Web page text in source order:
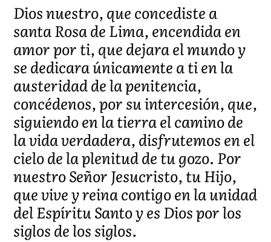
Dios nuestro, que concediste a
santa Rosa de Lima, encendida en
amor por ti, que dejara el mundo y
se dedicara únicamente a ti en la
austeridad de la penitencia,
concédenos, por su intercesión, que,
siguiendo en la tierra el camino de
la vida verdadera, disfrutemos en el
cielo de la plenitud de tu gozo. Por
nuestro Señor Jesucristo, tu Hijo,
que vive y reina contigo en la unidad
del Espíritu Santo y es Dios por los
siglos de los siglos.